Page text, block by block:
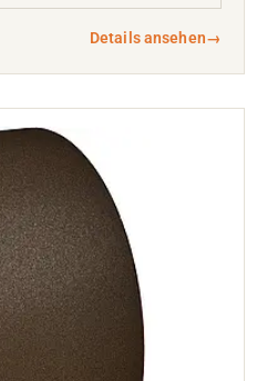
Details ansehen→